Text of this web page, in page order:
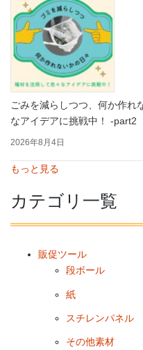
ごみを減らしつつ、何か作れ
なアイデアに挑戦中！ -part2
2026年8月4日
もっと見る
カテゴリ一覧
販促ツール
段ボール
紙
スチレンパネル
その他素材